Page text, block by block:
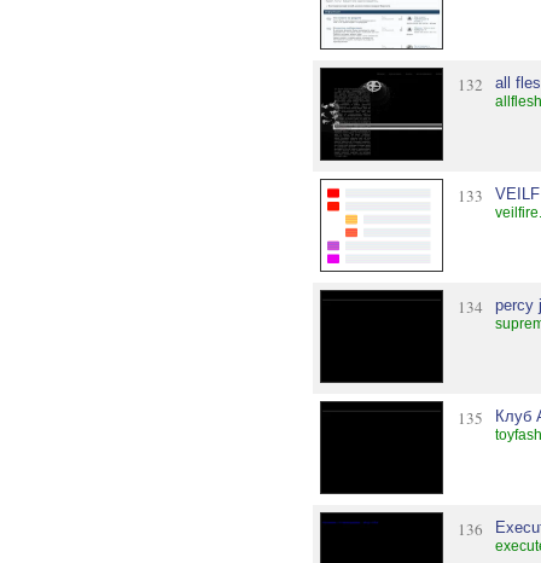
132 all
133
134 percy
135 Клуб
136